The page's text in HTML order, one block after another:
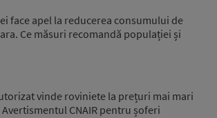
face apel la reducerea consumului de
Ce măsuri recomandă populației și
vinde roviniete la prețuri mai mari
CNAIR pentru șoferi